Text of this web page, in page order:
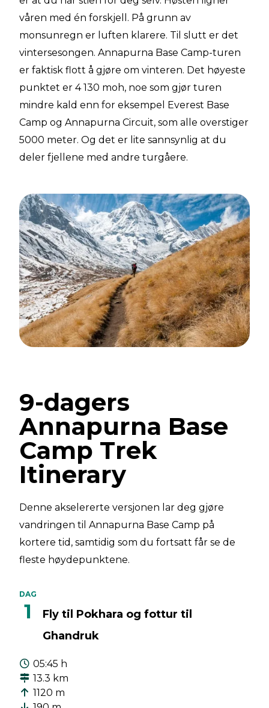
våren med én forskjell. På grunn av
monsunregn er luften klarere. Til slutt er det
vintersesongen. Annapurna Base Camp-turen
er faktisk flott å gjøre om vinteren. Det høyeste
punktet er 4 130 moh, noe som gjør turen
mindre kald enn for eksempel Everest Base
Camp og Annapurna Circuit, som alle overstiger
5000 meter. Og det er lite sannsynlig at du
deler fjellene med andre turgåere.
9-dagers
Annapurna Base
Camp Trek
Itinerary
Denne akselererte versjonen lar deg gjøre
vandringen til Annapurna Base Camp på
kortere tid, samtidig som du fortsatt får se de
fleste høydepunktene.
DAG
1
Fly til Pokhara og fottur til
Ghandruk
05:45 h
13.3 km
1120 m